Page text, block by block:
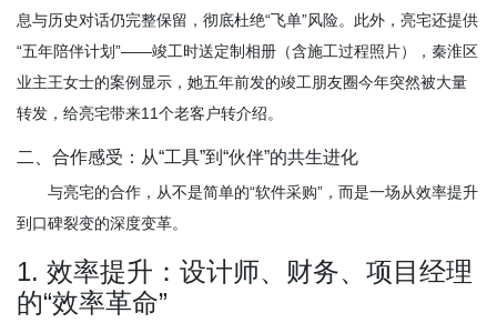
息与历史对话仍完整保留，彻底杜绝“飞单”风险。此外，亮宅还提供
“五年陪伴计划”——竣工时送定制相册（含施工过程照片），秦淮区
业主王女士的案例显示，她五年前发的竣工朋友圈今年突然被大量
转发，给亮宅带来11个老客户转介绍。
二、合作感受：从“工具”到“伙伴”的共生进化
与亮宅的合作，从不是简单的“软件采购”，而是一场从效率提升
到口碑裂变的深度变革。
1. 效率提升：设计师、财务、项目经理
的“效率革命”